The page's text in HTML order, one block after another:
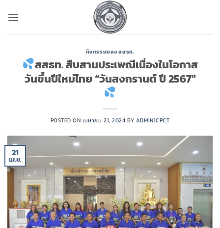
กิจกรรมของ สสธท.
สสธท. สืบสานประเพณีเนื่องในโอกาส
วันขึ้นปีใหม่ไทย “วันสงกรานต์ ปี 2567″
POSTED ONเมษายน 21, 2024 BY ADMIN1CPCT
21
เม.ย.